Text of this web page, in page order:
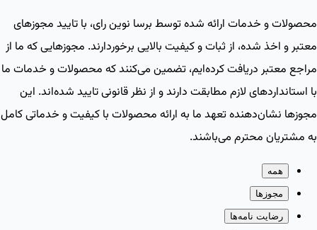
محصولات و خدمات ارائه شده توسط برسا نوین رای، با تایید مجوزهای
معتبر و اخذ شده، از ثبات و کیفیت بالایی برخوردارند. مجوزهایی که ما از
مراجع معتبر دریافت کرده‌ایم، تضمین می‌کنند که محصولات و خدمات ما
با استانداردهای لازم مطابقت دارند و از نظر قانونی تایید شده‌اند. این
مجوزها نشان‌دهنده تعهد ما به ارائه محصولات با کیفیت و خدماتی کامل
به مشتریان محترم می‌باشند.
همه
مجوزها
رضایت نامه‌ها